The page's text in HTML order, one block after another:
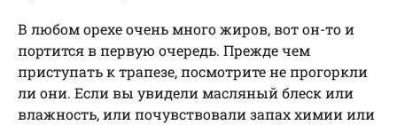
В любом орехе очень много жиров, вот он-то и
портится в первую очередь. Прежде чем
приступать к трапезе, посмотрите не прогоркли
ли они. Если вы увидели масляный блеск или
влажность, или почувствовали запах химии или